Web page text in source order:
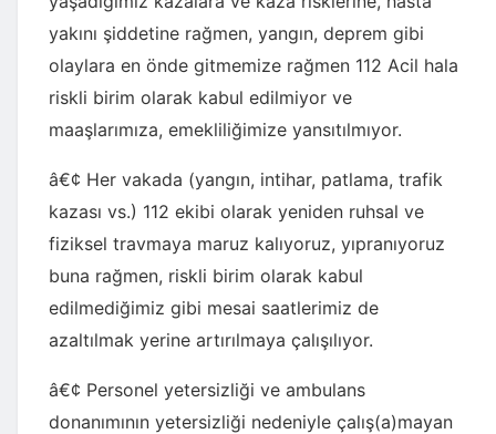
yakını şiddetine rağmen, yangın, deprem gibi
olaylara en önde gitmemize rağmen 112 Acil hala
riskli birim olarak kabul edilmiyor ve
maaşlarımıza, emekliliğimize yansıtılmıyor.
â€¢ Her vakada (yangın, intihar, patlama, trafik
kazası vs.) 112 ekibi olarak yeniden ruhsal ve
fiziksel travmaya maruz kalıyoruz, yıpranıyoruz
buna rağmen, riskli birim olarak kabul
edilmediğimiz gibi mesai saatlerimiz de
azaltılmak yerine artırılmaya çalışılıyor.
â€¢ Personel yetersizliği ve ambulans
donanımının yetersizliği nedeniyle çalış(a)mayan